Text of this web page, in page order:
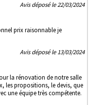
Avis déposé le 22/03/2024
prix raisonnable je
Avis déposé le 13/03/2024
la rénovation de notre salle
les propositions, le devis, que
une équipe très compétente.